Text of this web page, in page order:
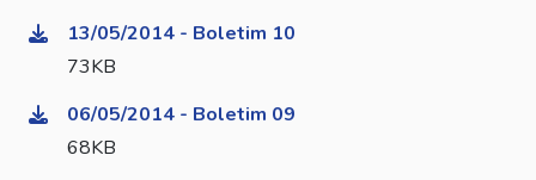
13/05/2014 - Boletim 10
73KB
06/05/2014 - Boletim 09
68KB